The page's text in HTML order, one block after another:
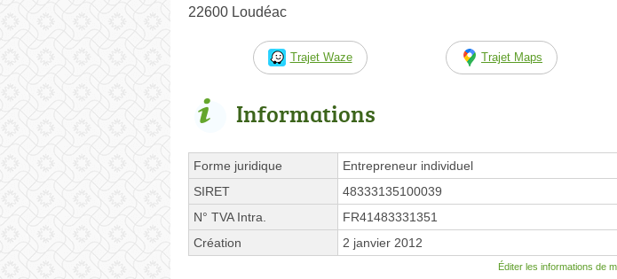
22600 Loudéac
Trajet Waze Trajet Maps
Informations
Forme juridique
Entrepreneur individuel
SIRET
48333135100039
N° TVA Intra.
FR41483331351
Création
2 janvier 2012
Éditer les informations de